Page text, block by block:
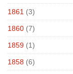
1861 (3)
1860 (7)
1859 (1)
1858 (6)